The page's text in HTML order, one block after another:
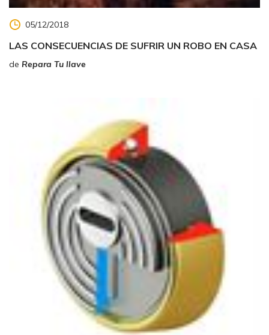
05/12/2018
LAS CONSECUENCIAS DE SUFRIR UN ROBO EN CASA
de Repara Tu llave